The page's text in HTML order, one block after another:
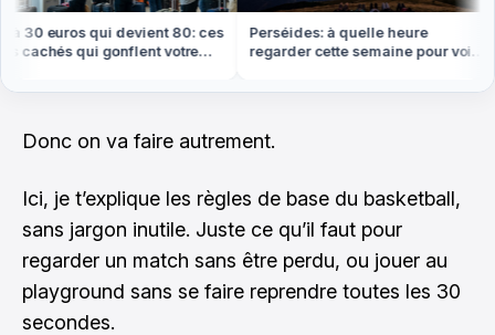
30 euros qui devient 80: ces
cachés qui gonflent votre
Perséides: à quelle heure
regarder cette semaine pour voir
Donc on va faire autrement.
Ici, je t’explique les règles de base du basketball,
sans jargon inutile. Juste ce qu’il faut pour
regarder un match sans être perdu, ou jouer au
playground sans se faire reprendre toutes les 30
secondes.